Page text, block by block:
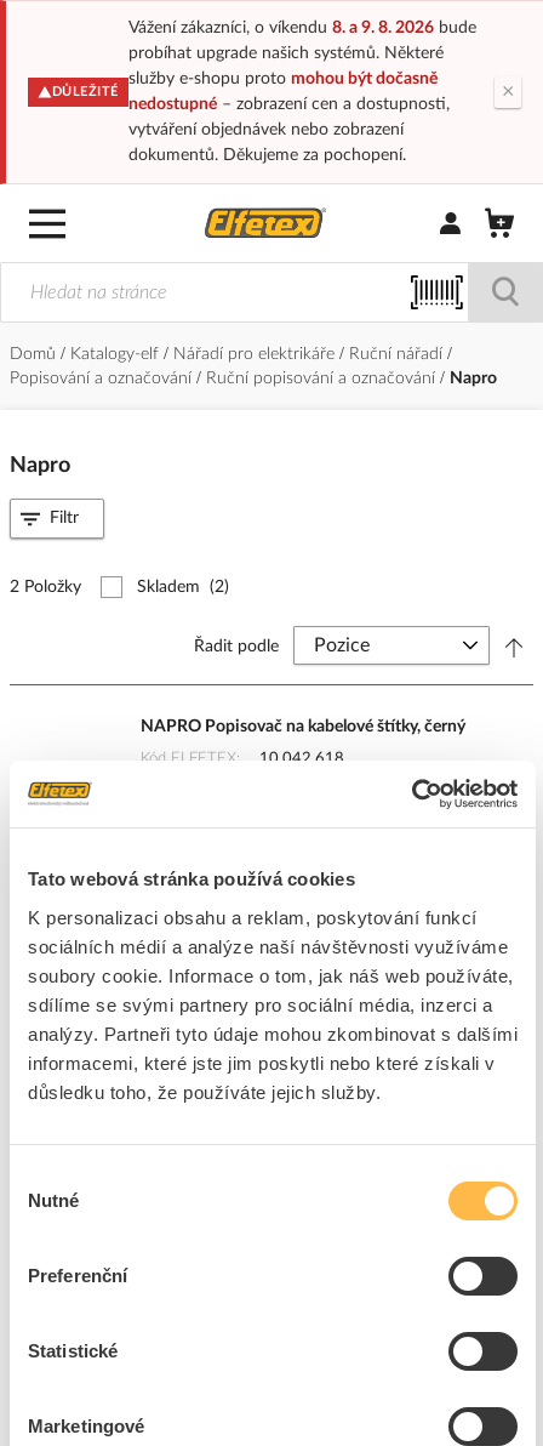
Tato webová stránka používá cookies
K personalizaci obsahu a reklam, poskytování funkcí
sociálních médií a analýze naší návštěvnosti využíváme
soubory cookie. Informace o tom, jak náš web používáte,
sdílíme se svými partnery pro sociální média, inzerci a
analýzy. Partneři tyto údaje mohou zkombinovat s dalšími
informacemi, které jste jim poskytli nebo které získali v
důsledku toho, že používáte jejich služby.
souhlasu
Nutné
Preferenční
Statistické
Marketingové
DŮLEŽITÉ
Vážení zákazníci, o víkendu 8. a 9. 8. 2026bude
probíhat upgrade našich systémů. Některé
služby e-shopu proto mohou být dočasně
nedostupné– zobrazení cen a dostupnosti,
vytváření objednávek nebo zobrazení
dokumentů. Děkujeme za pochopení.
×
Přihlásit/
Domů Katalogy-elf Nářadí pro elektrikáře
Ruční nářadí
Popisování a označování
Ruční popisování a označování Napro
Napro
2 Položky Skladem (2)
Řadit podle
NAPRO Popisovač na kabelové štítky, černý
Kód ELFETEX
10.042.618
Značka
NAPRO
ks do košíku
Přidat k porovnání
Cena s DPH 81,32 Kč/ks
do košíku
82 ks
Filtr